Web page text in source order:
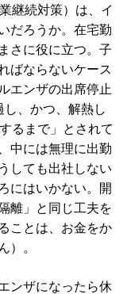
継続対策）は、イ
だろうか。在宅勤
さに役に立つ。子
ばならないケース
エンザの出席停止
、かつ、解熱し
るまで」とされて
中には無理に出勤
しても出社しない
にはいかない。開
離」と同じ工夫を
ことは、お金をか
）。
ンザになったら休